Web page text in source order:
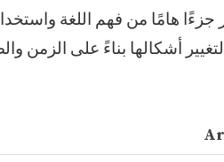
جزءًا هامًا من فهم اللغة
أشكالها بناءً على الزمن